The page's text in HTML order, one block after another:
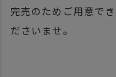
完売のためご用意で
ださいませ。